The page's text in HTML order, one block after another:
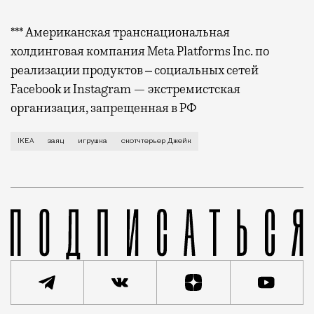
*** Американская транснациональная
холдинговая компания Meta Platforms Inc. по
реализации продуктов ‒ социальных сетей
Facebook и Instagram — экстремистская
организация, запрещенная в РФ
IKEA заяц игрушка скотчтерьер Джейк